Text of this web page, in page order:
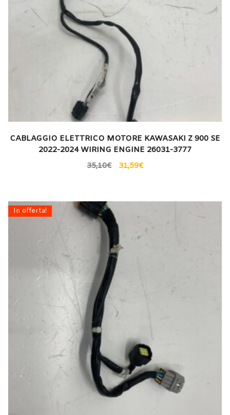
CABLAGGIO ELETTRICO MOTORE KAWASAKI Z 900 SE
2022-2024 WIRING ENGINE 26031-3777
35,10€ 31,59€
In offerta!